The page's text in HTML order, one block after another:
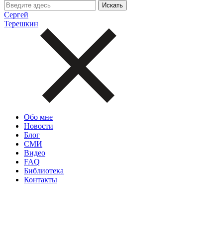
Сергей
Терешкин
Обо мне
Новости
Блог
СМИ
Видео
FAQ
Библиотека
Контакты